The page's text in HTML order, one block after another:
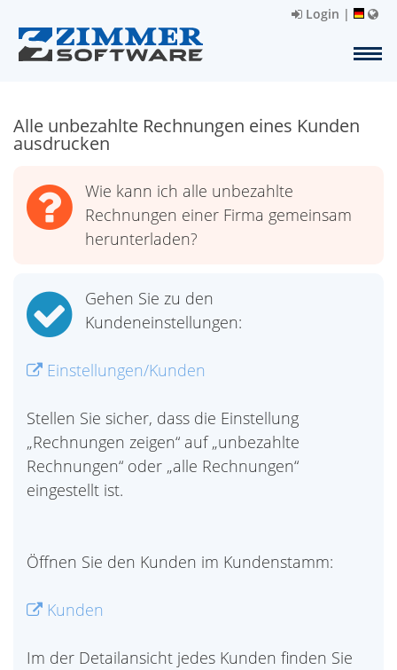
Login |
Alle unbezahlte Rechnungen eines Kunden
ausdrucken
Wie kann ich alle unbezahlte
Rechnungen einer Firma gemeinsam
herunterladen?
Gehen Sie zu den
Kundeneinstellungen:
Einstellungen/Kunden
Stellen Sie sicher, dass die Einstellung
„Rechnungen zeigen“ auf „unbezahlte
Rechnungen“ oder „alle Rechnungen“
eingestellt ist.
Öffnen Sie den Kunden im Kundenstamm:
Kunden
Im der Detailansicht jedes Kunden finden Sie